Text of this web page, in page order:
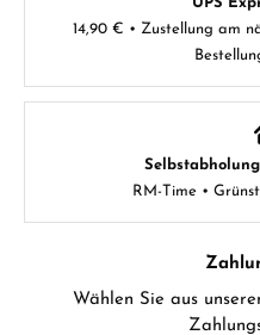
UPS
14,90 € • Zustellung am
RM-Time •
Wählen Sie aus